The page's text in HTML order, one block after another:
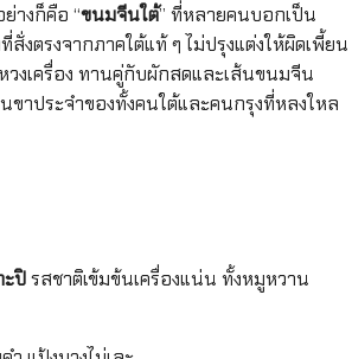
างก็คือ “ขนมจีนใต้” ที่หลายคนบอกเป็น
สั่งตรงจากภาคใต้แท้ ๆ ไม่ปรุงแต่งให้ผิดเพี้ยน
วงเครื่อง ทานคู่กับผักสดและเส้นขนมจีน
ขาประจำของทั้งคนใต้และคนกรุงที่หลงใหล
ะปิรสชาติเข้มข้นเครื่องแน่น ทั้งหมูหวาน